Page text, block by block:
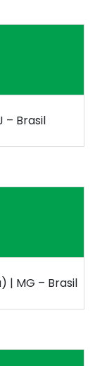
– Brasil
| MG – Brasil